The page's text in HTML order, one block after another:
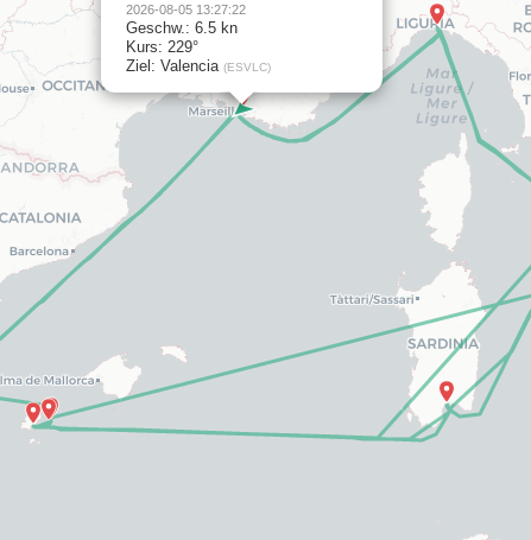
2026-08-05 13:27:22
Geschw.: 6.5 kn
Kurs: 229°
Ziel: Valencia (ESVLC)